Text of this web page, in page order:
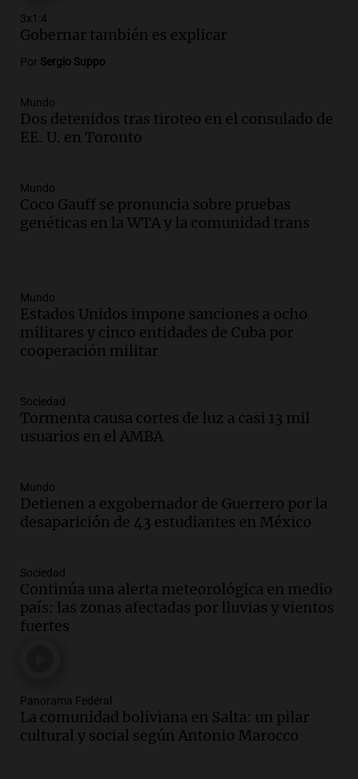
3x1:4
Gobernar también es explicar
Por Sergio Suppo
Mundo
Dos detenidos tras tiroteo en el consulado de
EE. U. en Toronto
Mundo
Coco Gauff se pronuncia sobre pruebas
genéticas en la WTA y la comunidad trans
Mundo
Estados Unidos impone sanciones a ocho
militares y cinco entidades de Cuba por
cooperación militar
Sociedad
Tormenta causa cortes de luz a casi 13 mil
usuarios en el AMBA
Mundo
Detienen a exgobernador de Guerrero por la
desaparición de 43 estudiantes en México
Sociedad
Continúa una alerta meteorológica en medio
país: las zonas afectadas por lluvias y vientos
fuertes
Panorama Federal
La comunidad boliviana en Salta: un pilar
cultural y social según Antonio Marocco